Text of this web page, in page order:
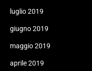
luglio 2019
giugno 2019
maggio 2019
aprile 2019